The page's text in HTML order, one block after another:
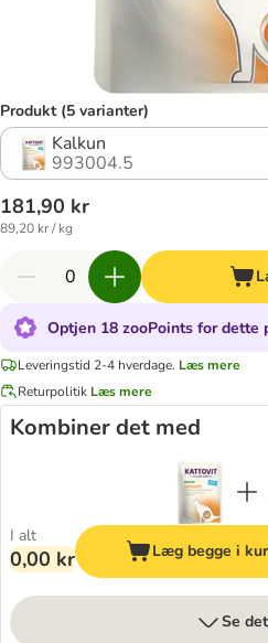
Produkt (5 varianter)
Kalkun
993004.5
181,90 kr
89,20 kr / kg
Optjen 18 zooPoints for dette
Leveringstid 2-4 hverdage. Læs mere
Returpolitik Læs mere
Kombiner det med
I alt
0,00 kr Læg begge i
Se